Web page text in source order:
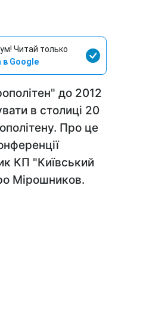
Читай только
в Google
до 2012
в столиці 20
Про це
КП "Київський
Мірошников.